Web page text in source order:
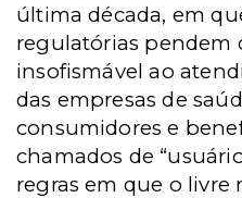
última década, em
regulatórias pendem
insofismável ao
das empresas de
consumidores e
chamados de
regras em que o livre